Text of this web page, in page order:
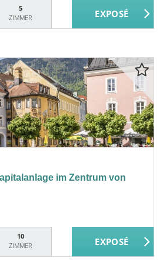
5
ZIMMER
im Zentrum von
10
ZIMMER